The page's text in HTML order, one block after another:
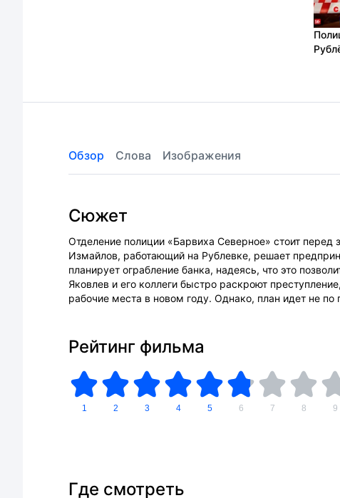
Обзор Слова Изображения
Сюжет
Отделение полиции «Барвиха Северное» стоит
Измайлов, работающий на Рублевке, решает
планирует ограбление банка, надеясь, что это
Яковлев и его коллеги быстро раскроют
рабочие места в новом году. Однако, план идет не по
Рейтинг фильма
1 2 3 4 5 6 7 8 9
Где смотреть